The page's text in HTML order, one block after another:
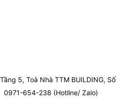
Tầng 5, Toà Nhà TTM BUILDING,
0971-654-238 (Hotline/ Zalo)